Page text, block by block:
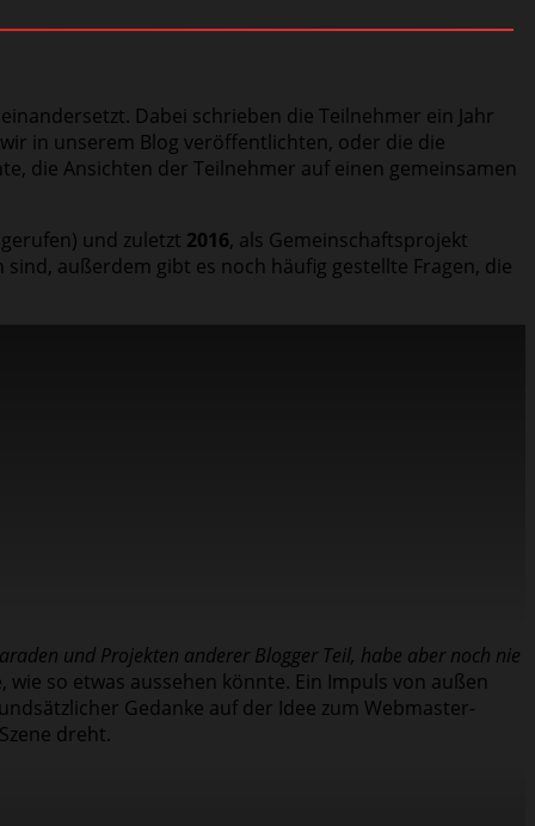
Dabei schrieben die Teilnehmer ein Jahr
in unserem Blog veröffentlichten, oder die die
die Ansichten der Teilnehmer auf einen gemeinsamen
gerufen) und zuletzt 2016, als Gemeinschaftsprojekt
außerdem gibt es noch häufig gestellte Fragen, die
und Projekten anderer Blogger Teil, habe aber noch nie
so etwas aussehen könnte. Ein Impuls von außen
Gedanke auf der Idee zum Webmaster-
dreht.